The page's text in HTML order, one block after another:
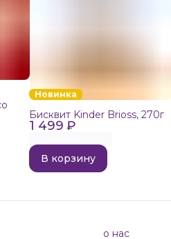
Новинка
1 499 ₽
Бисквит Kinder Brioss, 270г
В корзину
о нас